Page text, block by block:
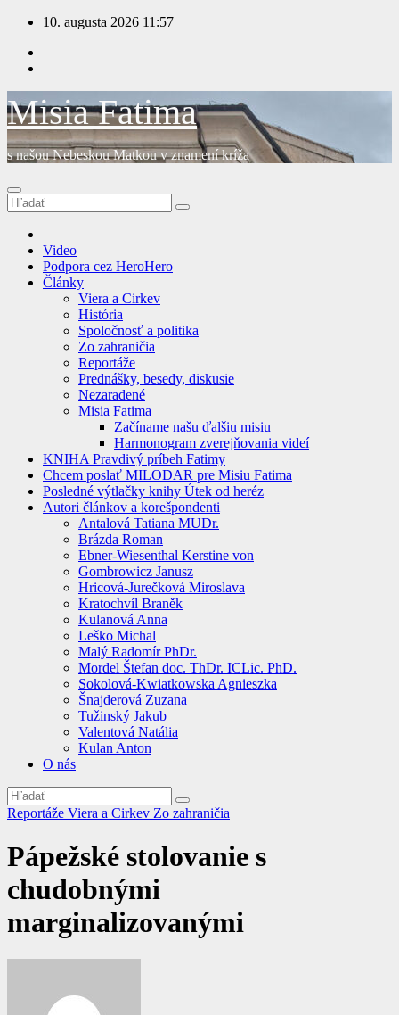
Prejsť
obsah
10. augusta 2026 11:57
Misia Fatima
s našou Nebeskou Matkou v znamení kríža
Video
Podpora cez HeroHero
Články
Viera a Cirkev
História
Spoločnosť a politika
Zo zahraničia
Reportáže
Prednášky, besedy, diskusie
Nezaradené
Misia Fatima
Začíname našu ďalšiu misiu
Harmonogram zverejňovania videí
KNIHA Pravdivý príbeh Fatimy
Chcem poslať MILODAR pre Misiu Fatima
Posledné výtlačky knihy Útek od heréz
Autori článkov a korešpondenti
Antalová Tatiana MUDr.
Brázda Roman
Ebner-Wiesenthal Kerstine von
Gombrowicz Janusz
Hricová-Jurečková Miroslava
Kratochvíl Braněk
Kulanová Anna
Leško Michal
Malý Radomír PhDr.
Mordel Štefan doc. ThDr. ICLic. PhD.
Sokolová-Kwiatkowska Agnieszka
Šnajderová Zuzana
Tužinský Jakub
Valentová Natália
Kulan Anton
O nás
Reportáže Viera a Cirkev Zo zahraničia
Pápežské stolovanie s
chudobnými
marginalizovanými